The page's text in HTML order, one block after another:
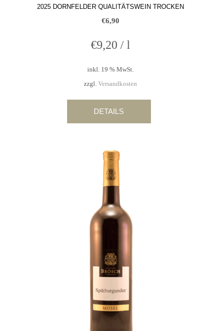
2025 DORNFELDER QUALITÄTSWEIN TROCKEN
€6,90
€9,20 / l
inkl. 19 % MwSt.
zzgl. Versandkosten
DETAILS